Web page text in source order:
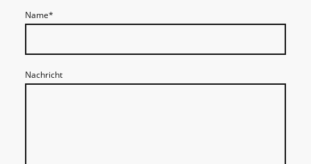
Name*
Nachricht